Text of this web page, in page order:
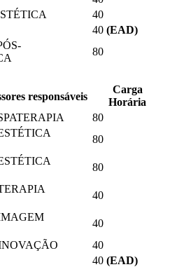
40
40 (EAD)
80
responsáveis
Carga
Horária
80
80
80
40
40
40
40 (EAD)